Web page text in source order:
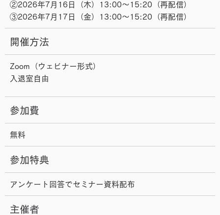
②2026年7月16日（木）13:00～15:20（再配信）
③2026年7月17日（金）13:00～15:20（再配信）
開催方法
Zoom（ウェビナー形式）
入退室自由
参加費
無料
参加特典
アンケート回答でセミナー資料配布
主催者